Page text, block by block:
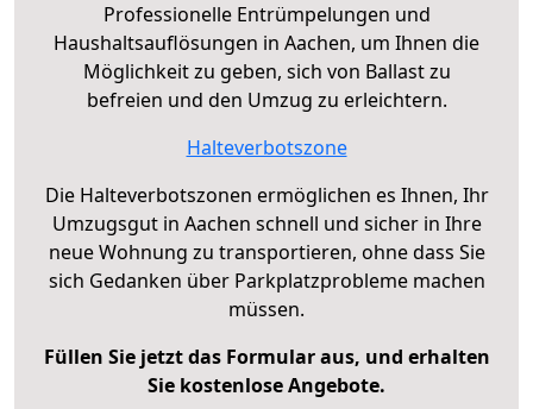
Professionelle Entrümpelungen und
Haushaltsauflösungen in Aachen, um Ihnen die
Möglichkeit zu geben, sich von Ballast zu
befreien und den Umzug zu erleichtern.
Halteverbotszone
Die Halteverbotszonen ermöglichen es Ihnen, Ihr
Umzugsgut in Aachen schnell und sicher in Ihre
neue Wohnung zu transportieren, ohne dass Sie
sich Gedanken über Parkplatzprobleme machen
müssen.
Füllen Sie jetzt das Formular aus, und erhalten
Sie kostenlose Angebote.